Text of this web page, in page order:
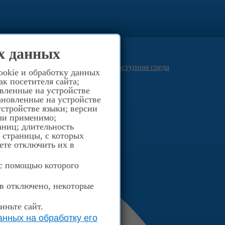
данных
и обработку данных
посетителя сайта;
на устройстве
на устройстве
языки; версии
применимо;
длительность
с которых
отключить их в
помощью которого
отключено, некоторые
сайт.
на обработку его
8-921-957-94-66
д.40
Доступная среда